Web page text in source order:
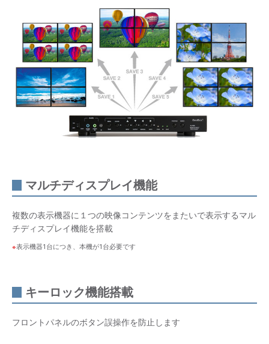
マルチディスプレイ機能
複数の表示機器に１つの映像コンテンツをまたいで表示するマル
チディスプレイ機能を搭載
表示機器1台につき、本機が1台必要です
キーロック機能搭載
フロントパネルのボタン誤操作を防止します